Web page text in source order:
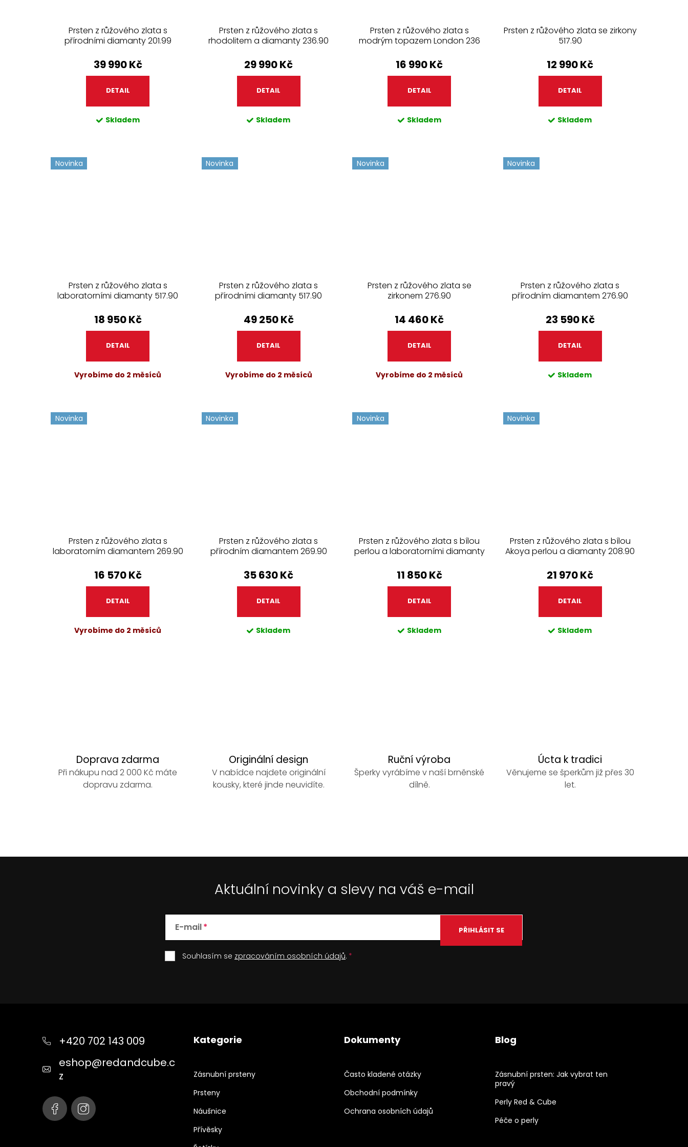
Prsten z růžového zlata s
přírodními diamanty 201.99
39 990 Kč
DETAIL
Skladem
Prsten z růžového zlata s
rhodolitem a diamanty 236.90
29 990 Kč
DETAIL
Skladem
Prsten z růžového zlata s
modrým topazem London 236
16 990 Kč
DETAIL
Skladem
Prsten z růžového zlata se zirkony
517.90
12 990 Kč
DETAIL
Skladem
Novinka
Prsten z růžového zlata s
laboratorními diamanty 517.90
18 950 Kč
DETAIL
Vyrobíme do 2 měsíců
Novinka
Prsten z růžového zlata s
přírodními diamanty 517.90
49 250 Kč
DETAIL
Vyrobíme do 2 měsíců
Novinka
Prsten z růžového zlata se
zirkonem 276.90
14 460 Kč
DETAIL
Vyrobíme do 2 měsíců
Novinka
Prsten z růžového zlata s
přírodním diamantem 276.90
23 590 Kč
DETAIL
Skladem
Novinka
Prsten z růžového zlata s
laboratorním diamantem 269.90
16 570 Kč
DETAIL
Vyrobíme do 2 měsíců
Novinka
Prsten z růžového zlata s
přírodním diamantem 269.90
35 630 Kč
DETAIL
Skladem
Novinka
Prsten z růžového zlata s bílou
perlou a laboratorními diamanty
11 850 Kč
DETAIL
Skladem
Novinka
Prsten z růžového zlata s bílou
Akoya perlou a diamanty 208.90
21 970 Kč
DETAIL
Skladem
v
Doprava zdarma
Při nákupu nad 2 000 Kč máte
dopravu zdarma.
Originální design
V nabídce najdete originální
kousky, které jinde neuvidíte.
Ruční výroba
Šperky vyrábíme v naší brněnské
dílně.
Úcta k tradici
Věnujeme se šperkům již přes 30
let.
Aktuální novinky a slevy na váš e-mail
E-mail
Souhlasím se zpracováním osobních údajů.
PŘIHLÁSIT SE
+420 702 143 009
eshop@redandcube.c
z
Kategorie
Zásnubní prsteny
Prsteny
Náušnice
Přívěsky
Dokumenty
Často kladené otázky
Obchodní podmínky
Ochrana osobních údajů
Blog
Zásnubní prsten: Jak vybrat ten
pravý
Perly Red & Cube
Péče o perly